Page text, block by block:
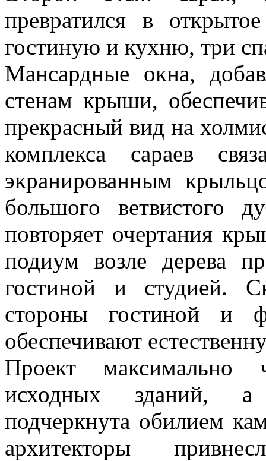
превратился в
гостиную и кухню, три
Мансардные окна,
стенам крыши,
прекрасный вид на
комплекса сараев
экранированным
большого ветвистого
повторяет очертания
подиум возле дерева
гостиной и студией.
стороны гостиной и
обеспечивают
Проект максимально
исходных зданий, а
подчеркнута обилием
архитекторы